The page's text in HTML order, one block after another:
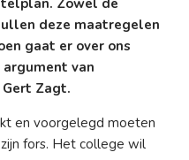
Zowel de
deze maatregelen
gaat er over ons
van
Zagt.
en voorgelegd moeten
fors. Het college wil